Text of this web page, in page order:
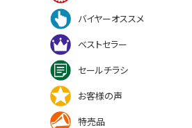
バイヤーオススメ
ベストセラー
セールチラシ
お客様の声
特売品